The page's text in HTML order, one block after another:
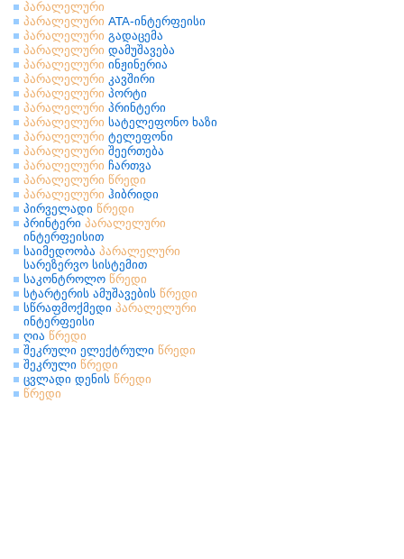
პარალელური
პარალელური ATA-ინტერფეისი
პარალელური გადაცემა
პარალელური დამუშავება
პარალელური ინჟინერია
პარალელური კავშირი
პარალელური პორტი
პარალელური პრინტერი
პარალელური სატელეფონო ხაზი
პარალელური ტელეფონი
პარალელური შეერთება
პარალელური ჩართვა
პარალელური წრედი
პარალელური ჰიბრიდი
პირველადი წრედი
პრინტერი პარალელური
ინტერფეისით
საიმედოობა პარალელური
სარეზერვო სისტემით
საკონტროლო წრედი
სტარტერის ამუშავების წრედი
სწრაფმოქმედი პარალელური
ინტერფეისი
ღია წრედი
შეკრული ელექტრული წრედი
შეკრული წრედი
ცვლადი დენის წრედი
წრედი